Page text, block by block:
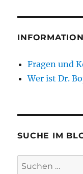
Fragen und
Wer ist Dr.
SUCHE IM
Suchen